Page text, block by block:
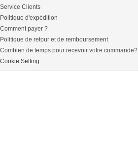
Service Clients
Politique d'expédition
Comment payer ?
Politique de retour et de remboursement
Combien de temps pour recevoir votre commande?
Cookie Setting